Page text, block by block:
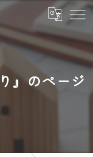
』のページ